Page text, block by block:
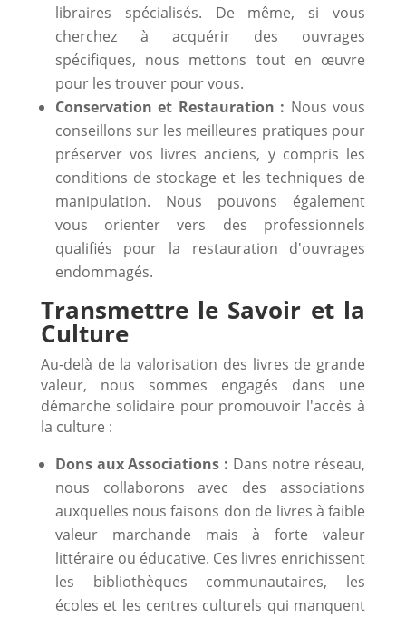
libraires spécialisés. De même, si vous
cherchez à acquérir des ouvrages
spécifiques, nous mettons tout en œuvre
pour les trouver pour vous.
Conservation et Restauration : Nous vous
conseillons sur les meilleures pratiques pour
préserver vos livres anciens, y compris les
conditions de stockage et les techniques de
manipulation. Nous pouvons également
vous orienter vers des professionnels
qualifiés pour la restauration d'ouvrages
endommagés.
Transmettre le Savoir et la
Culture
Au-delà de la valorisation des livres de grande
valeur, nous sommes engagés dans une
démarche solidaire pour promouvoir l'accès à
la culture :
Dons aux Associations : Dans notre réseau,
nous collaborons avec des associations
auxquelles nous faisons don de livres à faible
valeur marchande mais à forte valeur
littéraire ou éducative. Ces livres enrichissent
les bibliothèques communautaires, les
écoles et les centres culturels qui manquent